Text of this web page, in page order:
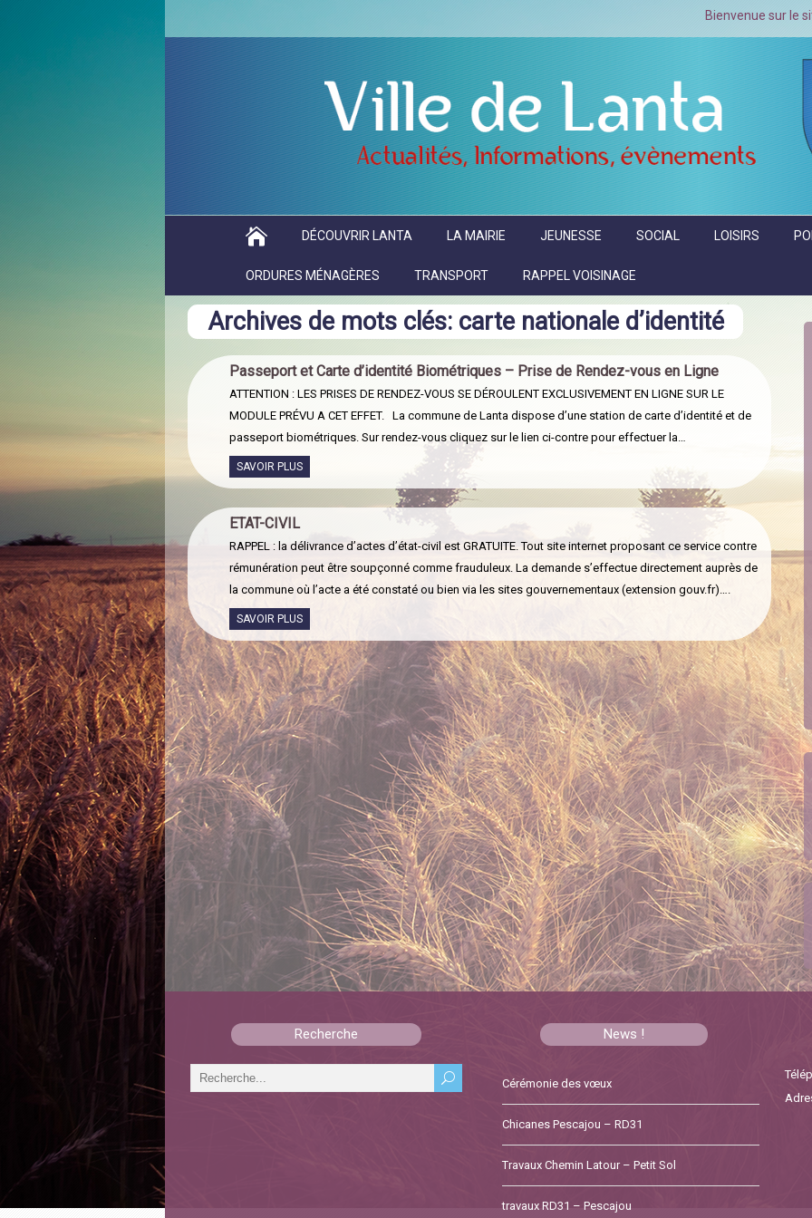
Bienvenue sur le site officiel de
DÉCOUVRIR LANTA LA MAIRIE JEUNESSE SOCIAL LOISIRS
ORDURES MÉNAGÈRES TRANSPORT RAPPEL VOISINAGE
Archives de mots clés: carte nationale d’identité
Passeport et Carte d’identité Biométriques – Prise de Rendez-vous en Ligne
ATTENTION : LES PRISES DE RENDEZ-VOUS SE DÉROULENT EXCLUSIVEMENT EN LIGNE SUR LE
MODULE PRÉVU A CET EFFET. La commune de Lanta dispose d’une station de carte d’identité et de
passeport biométriques. Sur rendez-vous cliquez sur le lien ci-contre pour effectuer la…
SAVOIR PLUS
ETAT-CIVIL
RAPPEL : la délivrance d’actes d’état-civil est GRATUITE. Tout site internet proposant ce service contre
rémunération peut être soupçonné comme frauduleux. La demande s’effectue directement auprès de
la commune où l’acte a été constaté ou bien via les sites gouvernementaux (extension gouv.fr)….
SAVOIR PLUS
Recherche News !
Cérémonie des vœux
Chicanes Pescajou – RD31
Travaux Chemin Latour – Petit Sol
travaux RD31 – Pescajou